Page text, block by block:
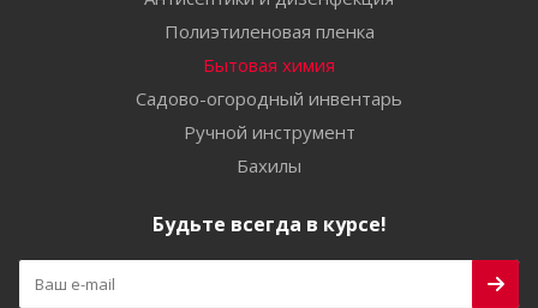
Полиэтиленовая пленка
Бытовая химия
Садово-огородный инвентарь
Ручной инструмент
Бахилы
Будьте всегда в курсе!